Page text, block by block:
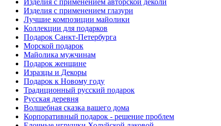
Изделия с применением авторской деколи
Изделия с применением глазури
Лучшие композиции майолики
Коллекции для подарков
Подарок Санкт-Петербурга
Морской подарок
Майолика мужчинам
Подарок женщине
Изразцы и Декоры
Подарок к Новому году
Традиционный русский подарок
Русская деревня
Волшебная сказка вашего дома
Корпоративный подарок - решение проблем